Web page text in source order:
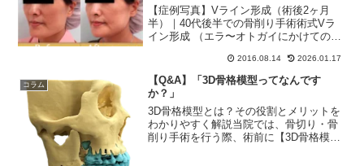
【症例写真】Vライン形成（術後2ヶ月
半）｜40代後半での骨削り手術術式Vラ
イン形成 （エラ〜オトガイにかけての骨
での中抜き10mm + オトガイ先端を6mm
後方へ移動）■ エラ削り（広範囲下顎角
形成・外...
2016.08.14 2026.01.17
コラム
【Q&A】「3D骨格模型ってなんです
か？」
3D骨格模型とは？その役割とメリットを
わかりやすく解説当院では、骨切り・骨
削り手術を行う際、術前に【3D骨格模